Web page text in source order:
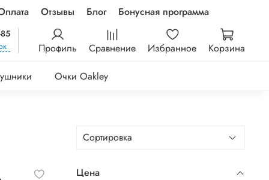
Отзывы Блог Бонусная программа
Профиль Сравнение Избранное Корзина
Очки Oakley
Цена